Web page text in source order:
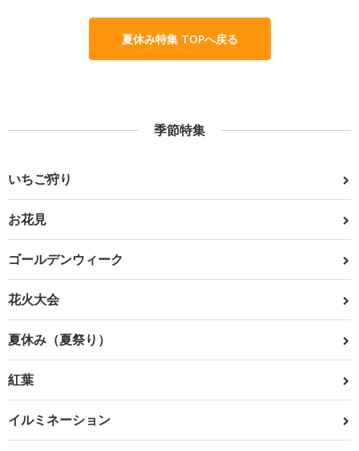
夏休み特集 TOPへ戻る
季節特集
いちご狩り
お花見
ゴールデンウィーク
花火大会
夏休み（夏祭り）
紅葉
イルミネーション